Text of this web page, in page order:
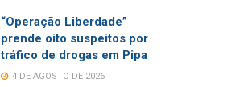
“Operação Liberdade”
prende oito suspeitos por
tráfico de drogas em Pipa
4 DE AGOSTO DE 2026